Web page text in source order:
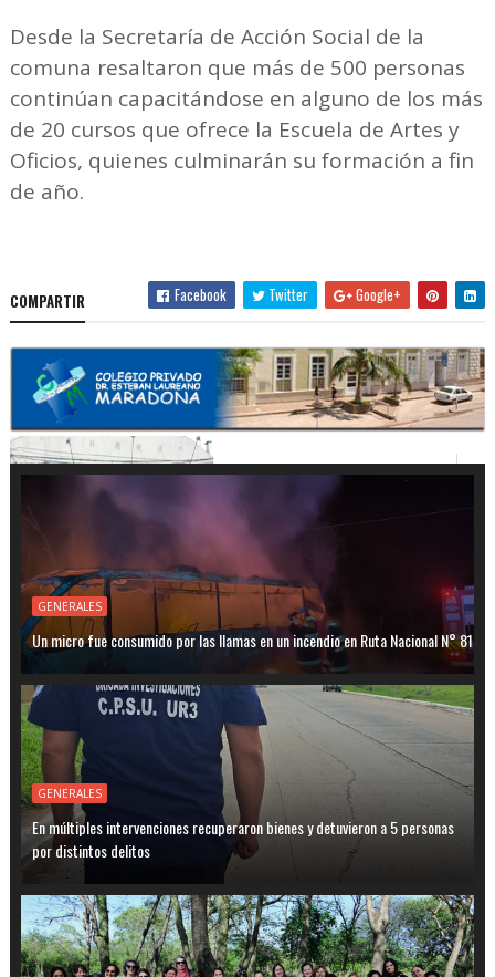
Desde la Secretaría de Acción Social de la
comuna resaltaron que más de 500 personas
continúan capacitándose en alguno de los más
de 20 cursos que ofrece la Escuela de Artes y
Oficios, quienes culminarán su formación a fin
de año.
COMPARTIR Facebook Twitter Google+
GENERALES
Un micro fue consumido por las llamas en un incendio en Ruta Nacional N° 81
GENERALES
En múltiples intervenciones recuperaron bienes y detuvieron a 5 personas
por distintos delitos